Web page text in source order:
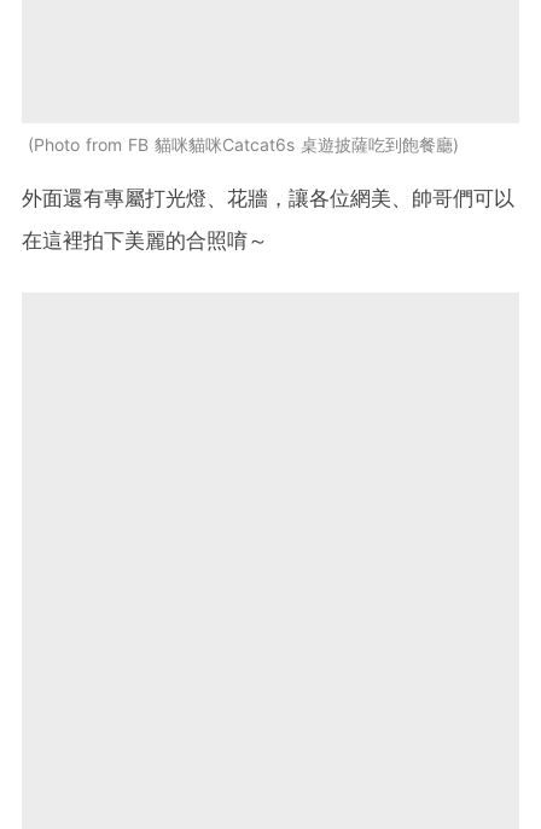
Photo from FB 貓咪貓咪Catcat6s 桌遊披薩吃到飽餐廳
外面還有專屬打光燈、花牆，讓各位網美、帥哥們可以
在這裡拍下美麗的合照唷～